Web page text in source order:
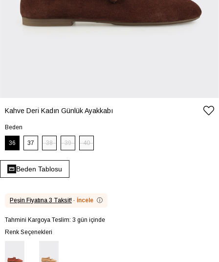
Kahve Deri Kadın Günlük Ayakkabı
Beden
36 37 38 39 40
Beden Tablosu
Peşin Fiyatına 3 Taksit! · İncele ⓘ
Tahmini Kargoya Teslim: 3 gün içinde
Renk Seçenekleri